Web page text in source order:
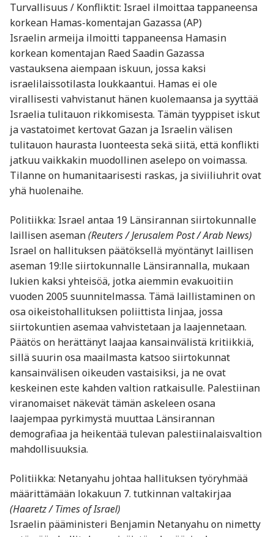
Turvallisuus / Konfliktit: Israel ilmoittaa tappaneensa
korkean Hamas-komentajan Gazassa (AP)
Israelin armeija ilmoitti tappaneensa Hamasin
korkean komentajan Raed Saadin Gazassa
vastauksena aiempaan iskuun, jossa kaksi
israelilaissotilasta loukkaantui. Hamas ei ole
virallisesti vahvistanut hänen kuolemaansa ja syyttää
Israelia tulitauon rikkomisesta. Tämän tyyppiset iskut
ja vastatoimet kertovat Gazan ja Israelin välisen
tulitauon haurasta luonteesta sekä siitä, että konflikti
jatkuu vaikkakin muodollinen aselepo on voimassa.
Tilanne on humanitaarisesti raskas, ja siviiliuhrit ovat
yhä huolenaihe.
Politiikka: Israel antaa 19 Länsirannan siirtokunnalle
laillisen aseman(Reuters / Jerusalem Post / Arab News)
Israel on hallituksen päätöksellä myöntänyt laillisen
aseman 19:lle siirtokunnalle Länsirannalla, mukaan
lukien kaksi yhteisöä, jotka aiemmin evakuoitiin
vuoden 2005 suunnitelmassa. Tämä laillistaminen on
osa oikeistohallituksen poliittista linjaa, jossa
siirtokuntien asemaa vahvistetaan ja laajennetaan.
Päätös on herättänyt laajaa kansainvälistä kritiikkiä,
sillä suurin osa maailmasta katsoo siirtokunnat
kansainvälisen oikeuden vastaisiksi, ja ne ovat
keskeinen este kahden valtion ratkaisulle. Palestiinan
viranomaiset näkevät tämän askeleen osana
laajempaa pyrkimystä muuttaa Länsirannan
demografiaa ja heikentää tulevan palestiinalaisvaltion
mahdollisuuksia.
Politiikka: Netanyahu johtaa hallituksen työryhmää
määrittämään lokakuun 7. tutkinnan valtakirjaa
(Haaretz / Times of Israel)
Israelin pääministeri Benjamin Netanyahu on nimetty